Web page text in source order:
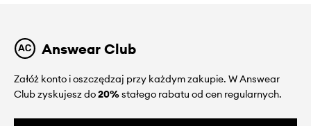
Answear Club
Załóż konto i oszczędzaj przy każdym zakupie. W Answear
Club zyskujesz do20%stałego rabatu od cen regularnych.